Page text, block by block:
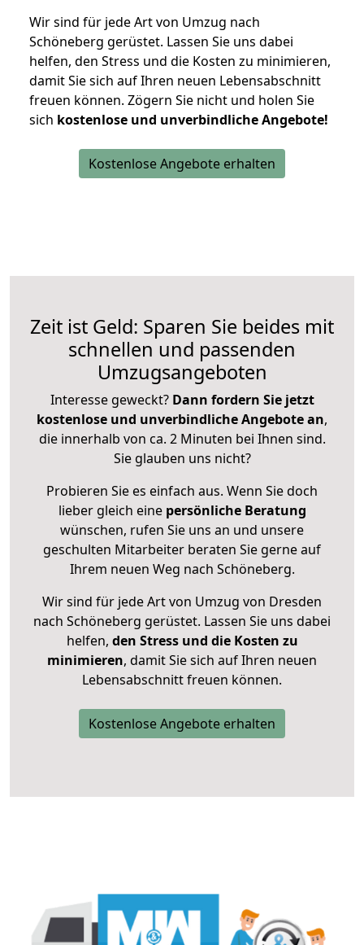
Wir sind für jede Art von Umzug nach
Schöneberg gerüstet. Lassen Sie uns dabei
helfen, den Stress und die Kosten zu minimieren,
damit Sie sich auf Ihren neuen Lebensabschnitt
freuen können. Zögern Sie nicht und holen Sie
sich kostenlose und unverbindliche Angebote!
Kostenlose Angebote erhalten
Zeit ist Geld: Sparen Sie beides mit
schnellen und passenden
Umzugsangeboten
Interesse geweckt? Dann fordern Sie jetzt
kostenlose und unverbindliche Angebote an,
die innerhalb von ca. 2 Minuten bei Ihnen sind.
Sie glauben uns nicht?
Probieren Sie es einfach aus. Wenn Sie doch
lieber gleich eine persönliche Beratung
wünschen, rufen Sie uns an und unsere
geschulten Mitarbeiter beraten Sie gerne auf
Ihrem neuen Weg nach Schöneberg.
Wir sind für jede Art von Umzug von Dresden
nach Schöneberg gerüstet. Lassen Sie uns dabei
helfen, den Stress und die Kosten zu
minimieren, damit Sie sich auf Ihren neuen
Lebensabschnitt freuen können.
Kostenlose Angebote erhalten